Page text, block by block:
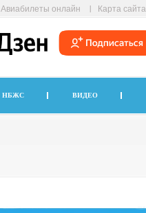
Авиабилеты онлайн Карта сайта
НБЖС ВИДЕО